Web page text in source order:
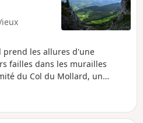
prend les allures d'une
failles dans les murailles
du Col du Mollard, un